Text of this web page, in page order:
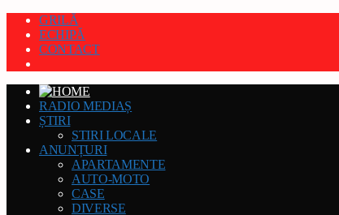
GRILĂ
ECHIPĂ
CONTACT
RADIO MEDIAȘ
ȘTIRI
STIRI LOCALE
ANUNȚURI
APARTAMENTE
AUTO-MOTO
CASE
DIVERSE